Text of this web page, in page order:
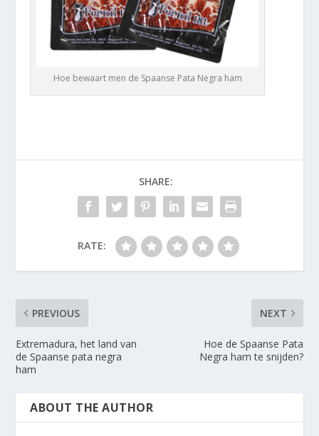
Hoe bewaart men de Spaanse Pata Negra ham
SHARE:
RATE:
PREVIOUS
Extremadura, het land van
de Spaanse pata negra
ham
NEXT
Hoe de Spaanse Pata
Negra ham te snijden?
ABOUT THE AUTHOR